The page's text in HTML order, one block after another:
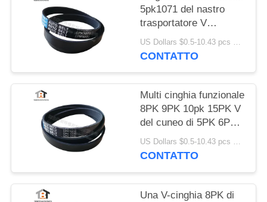
5pk1071 del nastro
trasportatore V
dell'OEM D5010224370
US Dollars $0.5-10.43 pcs MOQ:50 pezzi
CONTATTO
Multi cinghia funzionale
8PK 9PK 10pk 15PK V
del cuneo di 5PK 6PK -
cinghia
US Dollars $0.5-10.43 pcs MOQ:50 pezzi
CONTATTO
Una V-cinghia 8PK di